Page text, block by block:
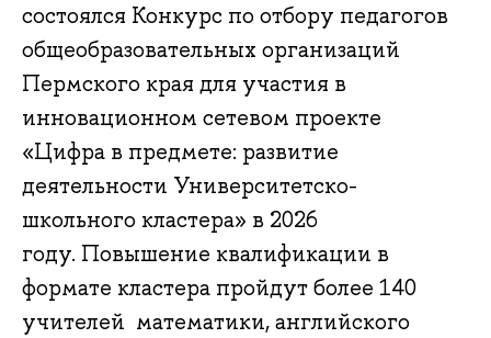
состоялся Конкурс по отбору педагогов
общеобразовательных организаций
Пермского края для участия в
инновационном сетевом проекте
«Цифра в предмете: развитие
деятельности Университетско-
школьного кластера» в 2026
году. Повышение квалификации в
формате кластера пройдут более 140
учителей математики, английского